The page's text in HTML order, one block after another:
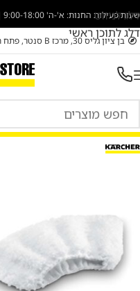
דלג לניווט
דלג לתוכן ראשי
שעות פעילות החנות: א'-ה' 9:00-18:00 | ו' 9:00-13:00
בן ציון גליס 30, מרכז B סנטר, פתח תקווה